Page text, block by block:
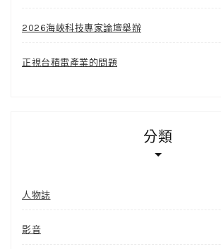
2026海峽科技專家論壇舉辦
正視台積電產業的問題
分類
人物誌
影音